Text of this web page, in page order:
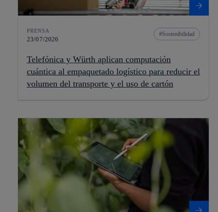
PRENSA
23/07/2026
Sostenibilidad
Telefónica y Würth aplican computación
cuántica al empaquetado logístico para reducir el
volumen del transporte y el uso de cartón